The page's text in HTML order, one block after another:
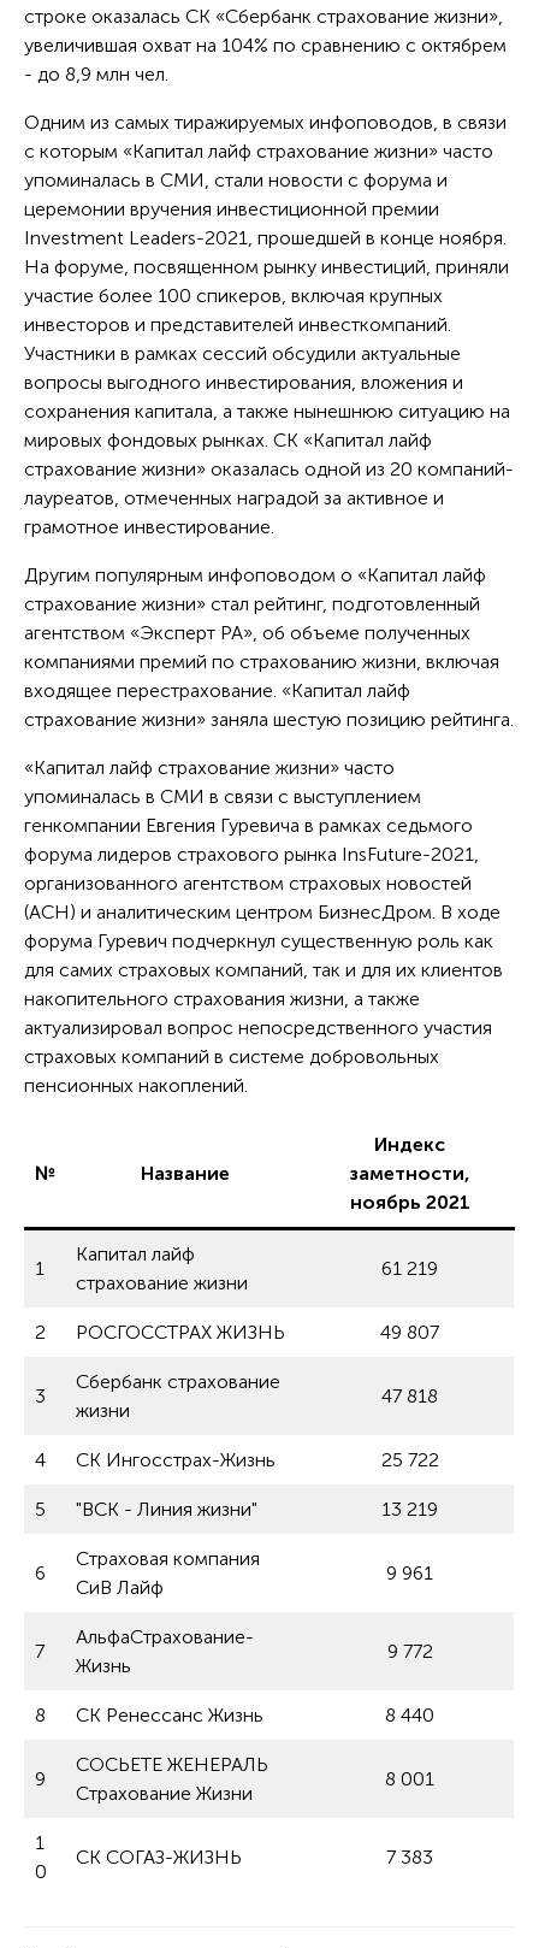
строке оказалась СК «Сбербанк страхование жизни»,
увеличившая охват на 104% по сравнению с октябрем
- до 8,9 млн чел.
Одним из самых тиражируемых инфоповодов, в связи
с которым «Капитал лайф страхование жизни» часто
упоминалась в СМИ, стали новости с форума и
церемонии вручения инвестиционной премии
Investment Leaders-2021, прошедшей в конце ноября.
На форуме, посвященном рынку инвестиций, приняли
участие более 100 спикеров, включая крупных
инвесторов и представителей инвесткомпаний.
Участники в рамках сессий обсудили актуальные
вопросы выгодного инвестирования, вложения и
сохранения капитала, а также нынешнюю ситуацию на
мировых фондовых рынках. СК «Капитал лайф
страхование жизни» оказалась одной из 20 компаний-
лауреатов, отмеченных наградой за активное и
грамотное инвестирование.
Другим популярным инфоповодом о «Капитал лайф
страхование жизни» стал рейтинг, подготовленный
агентством «Эксперт РА», об объеме полученных
компаниями премий по страхованию жизни, включая
входящее перестрахование. «Капитал лайф
страхование жизни» заняла шестую позицию рейтинга.
«Капитал лайф страхование жизни» часто
упоминалась в СМИ в связи с выступлением
генкомпании Евгения Гуревича в рамках седьмого
форума лидеров страхового рынка InsFuture-2021,
организованного агентством страховых новостей
(АСН) и аналитическим центром БизнесДром. В ходе
форума Гуревич подчеркнул существенную роль как
для самих страховых компаний, так и для их клиентов
накопительного страхования жизни, а также
актуализировал вопрос непосредственного участия
страховых компаний в системе добровольных
пенсионных накоплений.
№ Название
Индекс
заметности,
ноябрь 2021
1
Капитал лайф
страхование жизни
61 219
2 РОСГОССТРАХ ЖИЗНЬ 49 807
3
Сбербанк страхование
жизни
47 818
4 СК Ингосстрах-Жизнь 25 722
5 "ВСК - Линия жизни" 13 219
6
Страховая компания
СиВ Лайф
9 961
7
АльфаСтрахование-
Жизнь
9 772
8 СК Ренессанс Жизнь 8 440
9
СОСЬЕТЕ ЖЕНЕРАЛЬ
Страхование Жизни
8 001
1
0
СК СОГАЗ-ЖИЗНЬ 7 383